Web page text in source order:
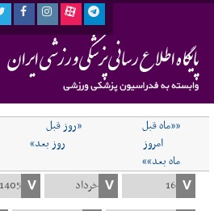
««ماه قبل
«روز قبل
امروز
روز بعد»
ماه بعد»»